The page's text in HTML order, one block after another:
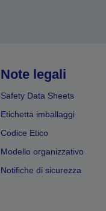
Note legali
Safety Data Sheets
Etichetta imballaggi
Codice Etico
Modello organizzativo
Notifiche di sicurezza